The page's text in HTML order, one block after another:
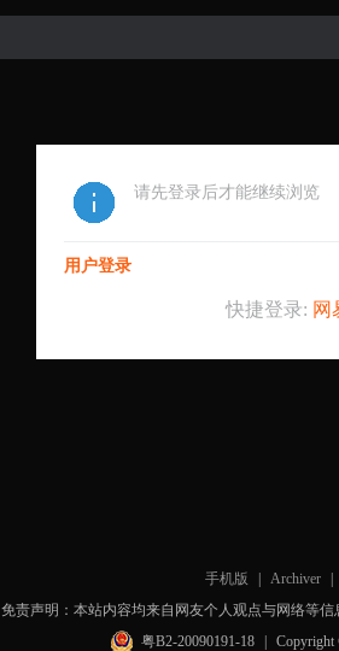
请先登录后才能继续浏览
用户登录
快捷登录: 网
手机版 Archiver
免责声明：本站内容均来自网友个人观点与网络等
粤B2-20090191-18
Copyright